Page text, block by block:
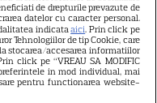
este noul Ghost
Marvel.
la Comic-Con i-
pe fani
de drepturile prevazute de
datelor cu caracter personal.
indicataaici. Prin click pe
Tehnologiilor de tip Cookie, care
stocarea/accesarea informatiilor
click pe “VREAU SA MODIFIC
in mod individual, mai
pentru functionarea website-